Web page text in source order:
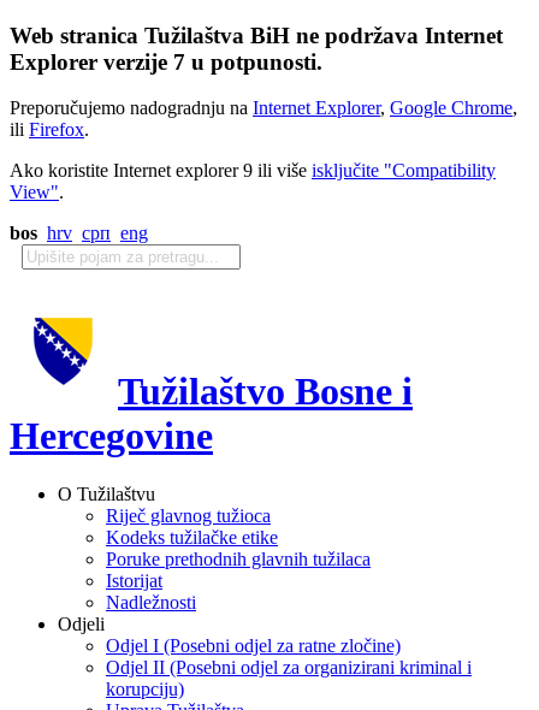
Web stranica Tužilaštva BiH ne podržava Internet
Explorer verzije 7 u potpunosti.
Preporučujemo nadogradnju na Internet Explorer, Google Chrome,
ili Firefox.
Ako koristite Internet explorer 9 ili više isključite "Compatibility
View".
bos hrv срп eng
Tužilaštvo Bosne i
Hercegovine
O Tužilaštvu
Riječ glavnog tužioca
Kodeks tužilačke etike
Poruke prethodnih glavnih tužilaca
Istorijat
Nadležnosti
Odjeli
Odjel I (Posebni odjel za ratne zločine)
Odjel II (Posebni odjel za organizirani kriminal i
korupciju)